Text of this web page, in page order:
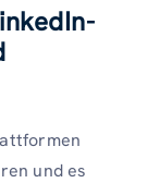
und es